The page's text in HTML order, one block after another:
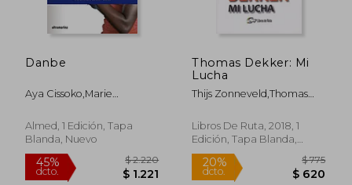
Danbe
Aya Cissoko,Marie
Almed, 1 Edición, Tapa
Blanda, Nuevo
Thomas Dekker: Mi
Lucha
Thijs Zonneveld,Thomas
Libros De Ruta, 2018, 1
Edición, Tapa Blanda,
Nuevo